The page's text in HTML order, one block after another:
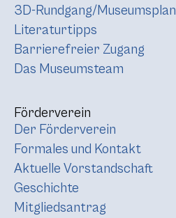
3D-Rundgang/Museumsplan
Literaturtipps
Barrierefreier Zugang
Das Museumsteam
Förderverein
Der Förderverein
Formales und Kontakt
Aktuelle Vorstandschaft
Geschichte
Mitgliedsantrag